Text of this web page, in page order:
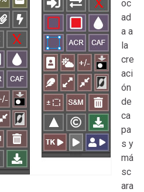
oc
ad
a a
la
cre
aci
ón
de
ca
pa
s y
má
sc
ara